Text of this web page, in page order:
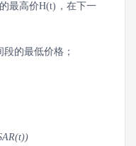
最高价H(t)，在下一
的最低价格；